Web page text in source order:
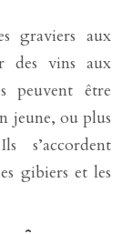
graviers aux
des vins aux
peuvent être
jeune, ou plus
s’accordent
gibiers et les